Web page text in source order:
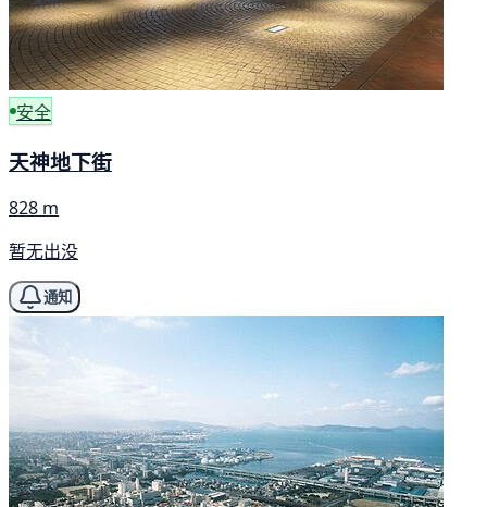
安全
天神地下街
828 m
暂无出没
通知